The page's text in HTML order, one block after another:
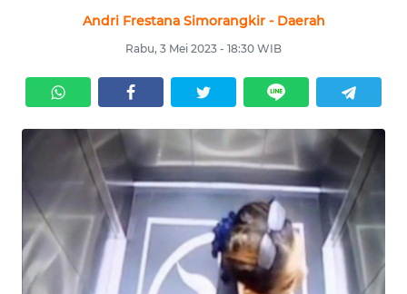
Andri Frestana Simorangkir - Daerah
Rabu, 3 Mei 2023 - 18:30 WIB
EKUIN
SAINS-TEKNO
KESEHATAN
INTERNASIONAL